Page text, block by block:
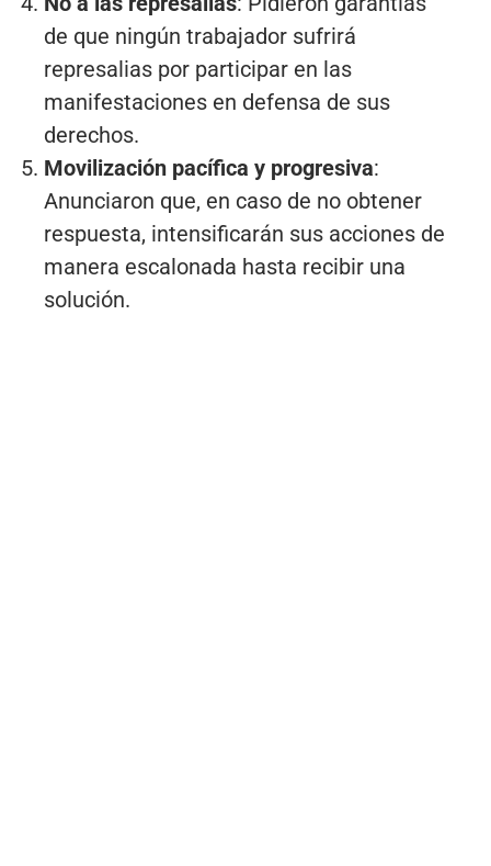
de que ningún trabajador sufrirá
represalias por participar en las
manifestaciones en defensa de sus
derechos.
Movilización pacífica y progresiva:
Anunciaron que, en caso de no obtener
respuesta, intensificarán sus acciones de
manera escalonada hasta recibir una
solución.